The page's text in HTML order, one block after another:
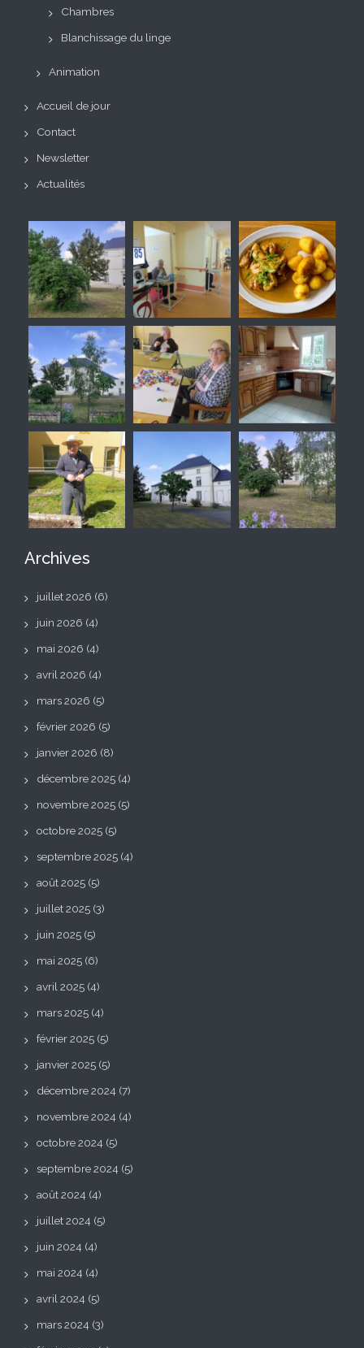
Chambres
Blanchissage du linge
Animation
Accueil de jour
Contact
Newsletter
Actualités
Archives
juillet 2026 (6)
juin 2026 (4)
mai 2026 (4)
avril 2026 (4)
mars 2026 (5)
février 2026 (5)
janvier 2026 (8)
décembre 2025 (4)
novembre 2025 (5)
octobre 2025 (5)
septembre 2025 (4)
août 2025 (5)
juillet 2025 (3)
juin 2025 (5)
mai 2025 (6)
avril 2025 (4)
mars 2025 (4)
février 2025 (5)
janvier 2025 (5)
décembre 2024 (7)
novembre 2024 (4)
octobre 2024 (5)
septembre 2024 (5)
août 2024 (4)
juillet 2024 (5)
juin 2024 (4)
mai 2024 (4)
avril 2024 (5)
mars 2024 (3)